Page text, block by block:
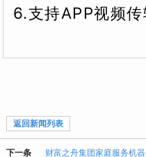
6.支持APP视频
返回新闻列表
下一条 财富之舟集团家庭服务机